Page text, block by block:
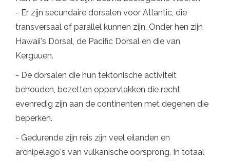
- Er zijn secundaire dorsalen voor Atlantic, die
transversaal of parallel kunnen zijn. Onder hen zijn
Hawaii's Dorsal, de Pacific Dorsal en die van
Kerguuen.
- De dorsalen die hun tektonische activiteit
behouden, bezetten oppervlakken die recht
evenredig zijn aan de continenten met degenen die
beperken.
- Gedurende zijn reis zijn veel eilanden en
archipelago's van vulkanische oorsprong. In totaal